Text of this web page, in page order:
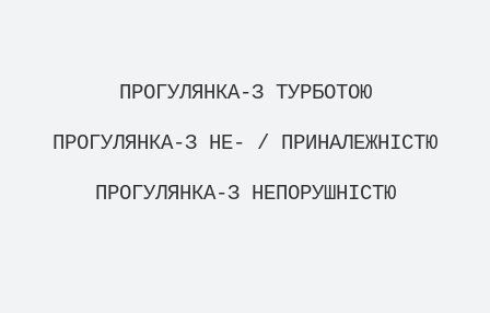
ПРОГУЛЯНКА-З ТУРБОТОЮ
ПРОГУЛЯНКА-З НЕ- / ПРИНАЛЕЖНІСТЮ
ПРОГУЛЯНКА-З НЕПОРУШНІСТЮ